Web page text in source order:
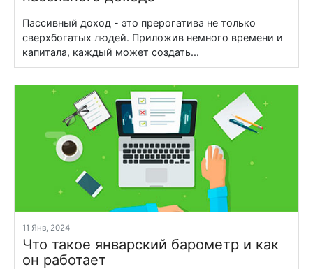
Пассивный доход - это прерогатива не только
сверхбогатых людей. Приложив немного времени и
капитала, каждый может создать...
11 Янв, 2024
Что такое январский барометр и как
он работает